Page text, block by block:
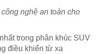
nghệ an toàn cho
trong phân khúc SUV
điều khiển từ xa